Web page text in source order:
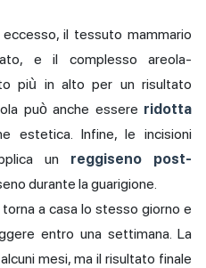
il tessuto mammario
e il complesso areola-
più in alto per un risultato
può anche essere ridotta
estetica. Infine, le incisioni
un reggiseno post-
durante la guarigione.
a casa lo stesso giorno e
entro una settimana. La
mesi, ma il risultato finale